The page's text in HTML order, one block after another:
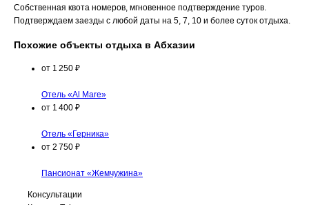
Собственная квота номеров, мгновенное подтверждение туров.
Подтверждаем заезды с любой даты на 5, 7, 10 и более суток отдыха.
Похожие объекты отдыха в Абхазии
от 1 250 ₽
Отель «Al Mare»
от 1 400 ₽
Отель «Герника»
от 2 750 ₽
Пансионат «Жемчужина»
Консультации